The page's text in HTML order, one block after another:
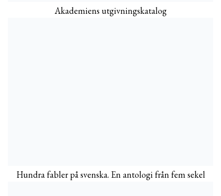
Akademiens utgivningskatalog
Hundra fabler på svenska. En antologi från fem sekel